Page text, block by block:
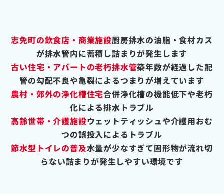
志免町の飲食店・商業施設厨房排水の油脂・食材カス
が排水管内に蓄積し詰まりが発生します
古い住宅・アパートの老朽排水管築年数が経過した配
管の勾配不良や亀裂によるつまりが増えています
農村・郊外の浄化槽住宅合併浄化槽の機能低下や老朽
化による排水トラブル
高齢世帯・介護施設ウェットティッシュや介護用おむ
つの誤投入によるトラブル
節水型トイレの普及水量が少なすぎて固形物が流れ切
らない詰まりが発生しやすい環境です